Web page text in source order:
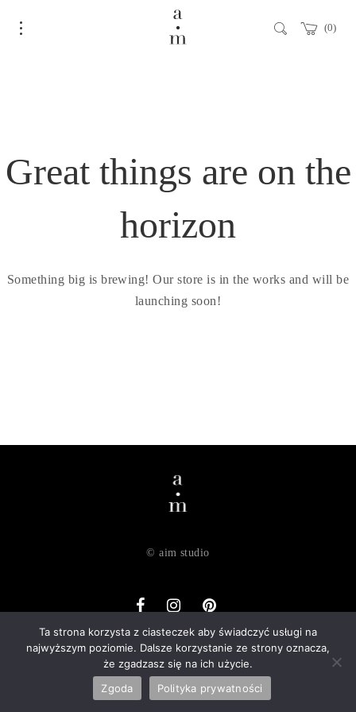
0
Great things are on the
horizon
Something big is brewing! Our store is in the works and will be
launching soon!
Ta strona korzysta z ciasteczek aby świadczyć usługi na
najwyższym poziomie. Dalsze korzystanie ze strony oznacza,
że zgadzasz się na ich użycie.
Zgoda
Polityka prywatności
© aim studio
o nas dostawa zwroty regulamin
polityka prywatności
kontakt